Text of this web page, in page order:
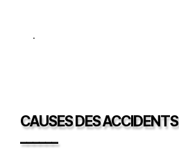
.
CAUSES DES ACCIDENTS